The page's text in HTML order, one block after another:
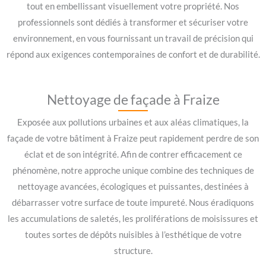
tout en embellissant visuellement votre propriété. Nos
professionnels sont dédiés à transformer et sécuriser votre
environnement, en vous fournissant un travail de précision qui
répond aux exigences contemporaines de confort et de durabilité.
Nettoyage de façade à Fraize
Exposée aux pollutions urbaines et aux aléas climatiques, la
façade de votre bâtiment à Fraize peut rapidement perdre de son
éclat et de son intégrité. Afin de contrer efficacement ce
phénomène, notre approche unique combine des techniques de
nettoyage avancées, écologiques et puissantes, destinées à
débarrasser votre surface de toute impureté. Nous éradiquons
les accumulations de saletés, les proliférations de moisissures et
toutes sortes de dépôts nuisibles à l’esthétique de votre
structure.